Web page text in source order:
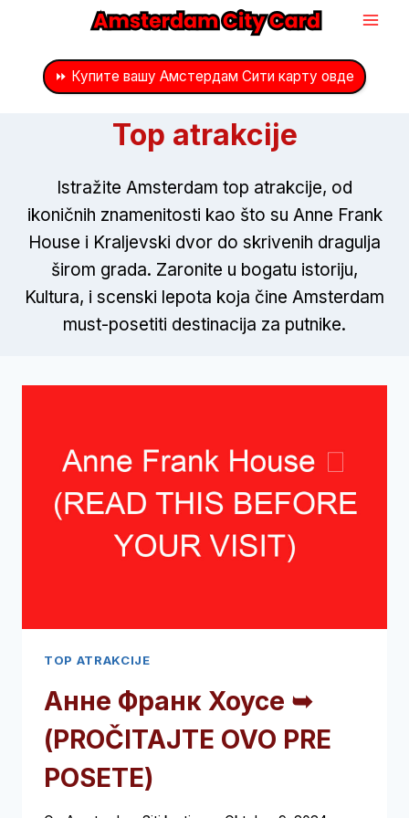
sadržaj⏩ Купите вашу Амстердам Сити карту овде
Top atrakcije
Istražite Amsterdam top atrakcije, od
ikoničnih znamenitosti kao što su Anne Frank
House i Kraljevski dvor do skrivenih dragulja
širom grada. Zaronite u bogatu istoriju,
Kultura, i scenski lepota koja čine Amsterdam
must-posetiti destinacija za putnike.
TOP ATRAKCIJE
Анне Франк Хоусе ➥
(PROČITAJTE OVO PRE
POSETE)